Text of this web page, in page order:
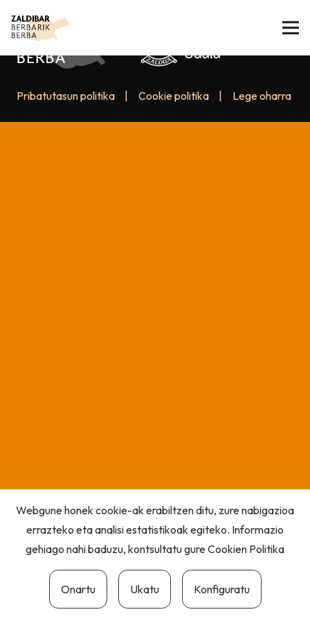
Pribatutasun politika Cookie politika Lege oharra
Webgune honek cookie-ak erabiltzen ditu, zure nabigazioa
errazteko eta analisi estatistikoak egiteko. Informazio
gehiago nahi baduzu, kontsultatu gureCookien Politika
Onartu Ukatu Konfiguratu